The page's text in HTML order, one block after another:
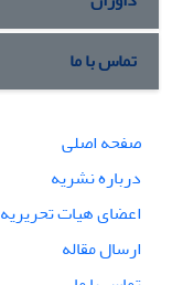
تماس با ما
صفحه اصلی
درباره نشریه
اعضای هیات تحریریه
ارسال مقاله